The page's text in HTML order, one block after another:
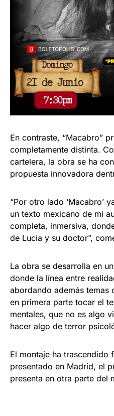
En contraste, “Macabro”
completamente distinta.
cartelera, la obra se ha
propuesta innovadora
“Por otro lado ‘Macabro’
un texto mexicano de mi
completa, inmersiva,
de Lucía y su doctor”,
La obra se desarrolla en
donde la línea entre
abordando además temas
en primera parte tocar el
mentales, que no es algo
hacer algo de terror
El montaje ha trascendido
presentado en Madrid, el
presenta en otra parte del